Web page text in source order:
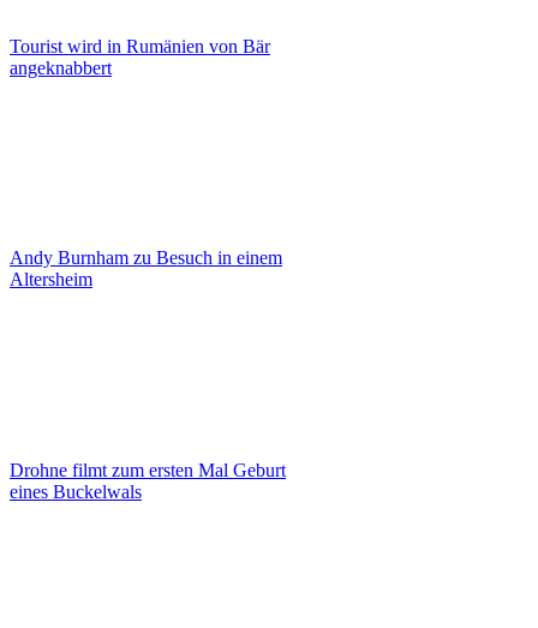
Tourist wird in Rumänien von Bär
angeknabbert
Andy Burnham zu Besuch in einem
Altersheim
Drohne filmt zum ersten Mal Geburt
eines Buckelwals